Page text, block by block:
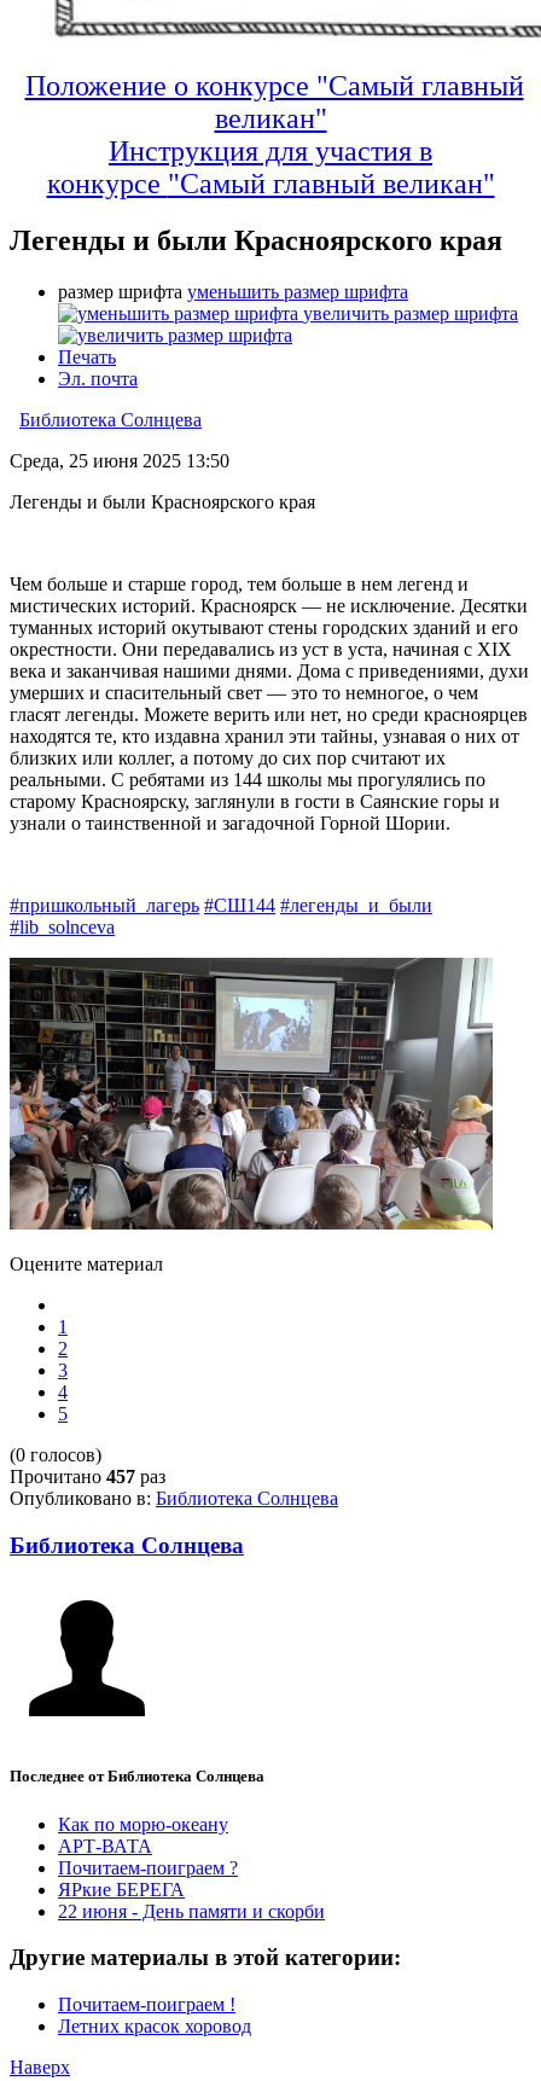
Положение о конкурсе "Самый главный
великан"
Инструкция для участия в
конкурсе "Самый главный великан"
Легенды и были Красноярского края
размер шрифта уменьшить размер шрифта
увеличить размер шрифта
Печать
Эл. почта
Библиотека Солнцева
Среда, 25 июня 2025 13:50
Легенды и были Красноярского края
Чем больше и старше город, тем больше в нем легенд и
мистических историй. Красноярск — не исключение. Десятки
туманных историй окутывают стены городских зданий и его
окрестности. Они передавались из уст в уста, начиная с XIX
века и заканчивая нашими днями. Дома с приведениями, духи
умерших и спасительный свет — это то немногое, о чем
гласят легенды. Можете верить или нет, но среди красноярцев
находятся те, кто издавна хранил эти тайны, узнавая о них от
близких или коллег, а потому до сих пор считают их
реальными. С ребятами из 144 школы мы прогулялись по
старому Красноярску, заглянули в гости в Саянские горы и
узнали о таинственной и загадочной Горной Шории.
#пришкольный_лагерь #СШ144 #легенды_и_были
#lib_solnceva
Оцените материал
1
2
3
4
5
(0 голосов)
Прочитано 457 раз
Опубликовано в: Библиотека Солнцева
Библиотека Солнцева
Последнее от Библиотека Солнцева
Как по морю-океану
АРТ-ВАТА
Почитаем-поиграем ?
ЯРкие БЕРЕГА
22 июня - День памяти и скорби
Другие материалы в этой категории:
Почитаем-поиграем !
Летних красок хоровод
Наверх